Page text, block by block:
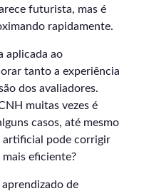
futurista, mas é
rapidamente.
aplicada ao
tanto a experiência
dos avaliadores.
muitas vezes é
casos, até mesmo
artificial pode corrigir
eficiente?
de